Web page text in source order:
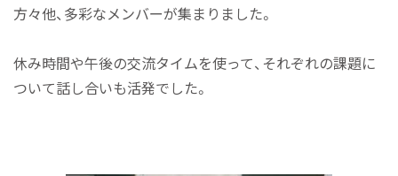
方々他、多彩なメンバーが集まりました。
休み時間や午後の交流タイムを使って、それぞれの課題に
ついて話し合いも活発でした。